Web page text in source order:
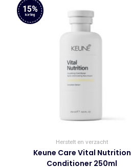
15%
korting
Herstelt en verzacht
Keune Care Vital Nutrition
Conditioner 250ml